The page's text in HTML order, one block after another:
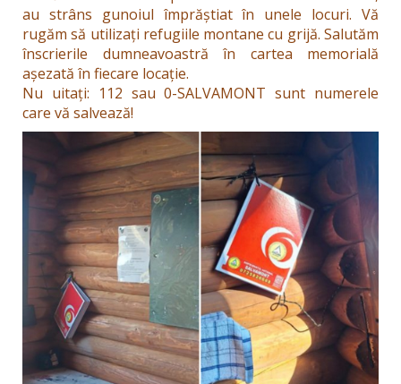
au strâns gunoiul împrăștiat în unele locuri. Vă
rugăm să utilizați refugiile montane cu grijă. Salutăm
înscrierile dumneavoastră în cartea memorială
așezată în fiecare locație.
Nu uitați: 112 sau 0-SALVAMONT sunt numerele
care vă salvează!